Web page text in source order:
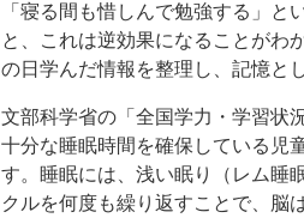
「寝る間も惜しんで勉強する」
と、これは逆効果になることがわ
の日学んだ情報を整理し、記憶と
文部科学省の「全国学力・学習状
十分な睡眠時間を確保している児
す。睡眠には、浅い眠り（レム睡
クルを何度も繰り返すことで、脳